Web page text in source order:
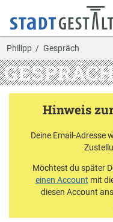
Philipp Gespräch
Hinweis
Deine Email-Adresse
Möchtest du später
einen Account mit
diesen Account